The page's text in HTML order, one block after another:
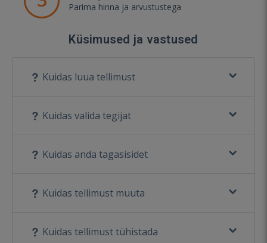
Parima hinna ja arvustustega
Küsimused ja vastused
Kuidas luua tellimust
Kuidas valida tegijat
Kuidas anda tagasisidet
Kuidas tellimust muuta
Kuidas tellimust tühistada